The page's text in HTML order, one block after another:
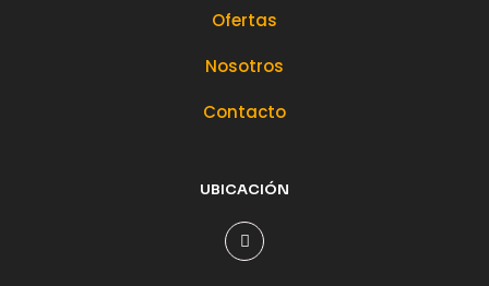
Ofertas
Nosotros
Contacto
UBICACIÓN